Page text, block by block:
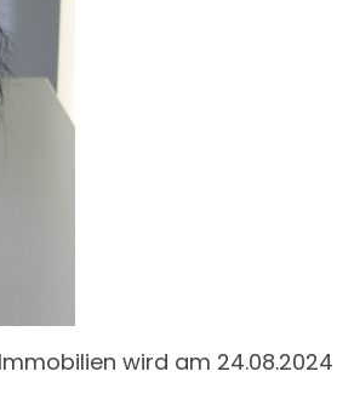
wird am 24.08.2024